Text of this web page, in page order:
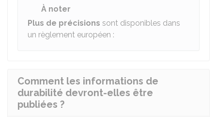
À noter
Plus de précisions sont disponibles dans
un règlement européen :
Comment les informations de
durabilité devront-elles être
publiées ?